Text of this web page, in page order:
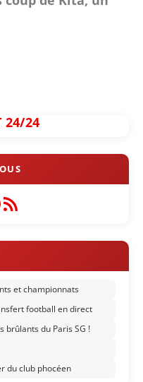
24/24
Flux RSS
et championnats
football en direct
brûlants du Paris SG !
du club phocéen